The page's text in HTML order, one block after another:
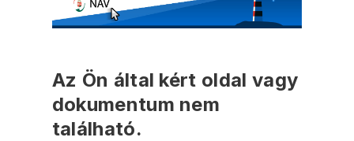
Az Ön által kért oldal vagy
dokumentum nem
található.